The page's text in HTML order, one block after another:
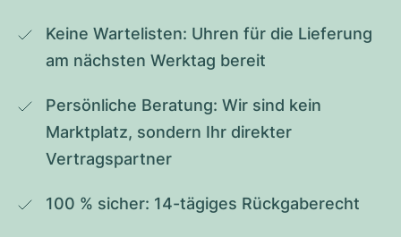
Keine Wartelisten: Uhren für die Lieferung
am nächsten Werktag bereit
Persönliche Beratung: Wir sind kein
Marktplatz, sondern Ihr direkter
Vertragspartner
100 % sicher: 14-tägiges Rückgaberecht